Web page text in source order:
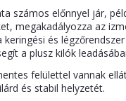
számos előnnyel jár,
megakadályozza az
és légzőrendszer
a plusz kilók
felülettel vannak
és stabil helyzetét.